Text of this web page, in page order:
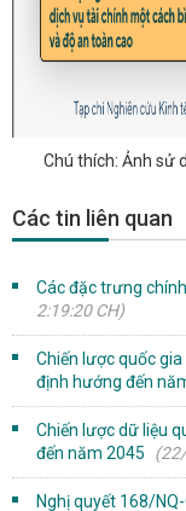
Chú thích: Ảnh sử
Các tin liên quan
Các đặc trưng
2:19:20 CH)
Chiến lược quốc
định hướng đến
Chiến lược dữ liệu
đến năm 2045
Nghị quyết 168/